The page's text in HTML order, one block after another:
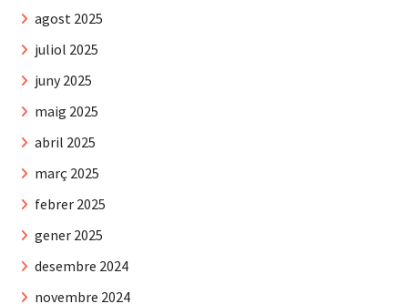
agost 2025
juliol 2025
juny 2025
maig 2025
abril 2025
març 2025
febrer 2025
gener 2025
desembre 2024
novembre 2024